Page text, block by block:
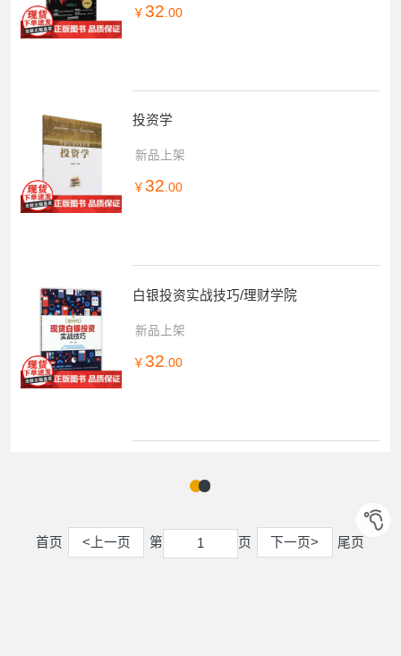
￥ 32 .00
投资学
新品上架
￥ 32.00
白银投资实战技巧/理财学院
新品上架
￥ 32 .00
首页 <上一页 第
1
页 下一页> 尾页